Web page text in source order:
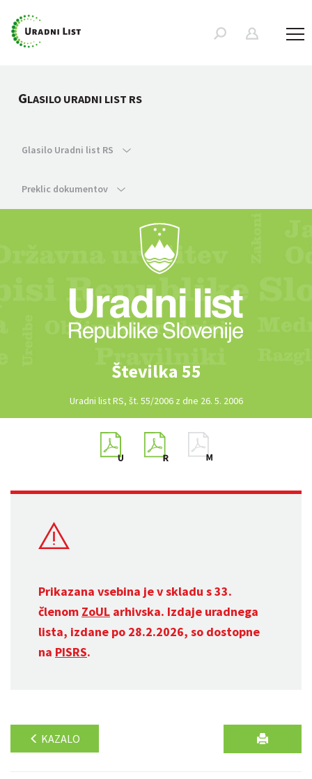
GLASILO URADNI LIST RS
Glasilo Uradni list RS
Preklic dokumentov
Številka 55
Uradni list RS, št. 55/2006 z dne 26. 5. 2006
Prikazana vsebina je v skladu s 33.
členom ZoUL arhivska. Izdaje uradnega
lista, izdane po 28.2.2026, so dostopne
na PISRS.
KAZALO